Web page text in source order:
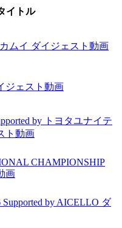
イトル
ムイ ダイジェスト動画
ジェスト動画
by トヨタユナイテ
ト動画
CHAMPIONSHIP
画
by AICELLO ダ